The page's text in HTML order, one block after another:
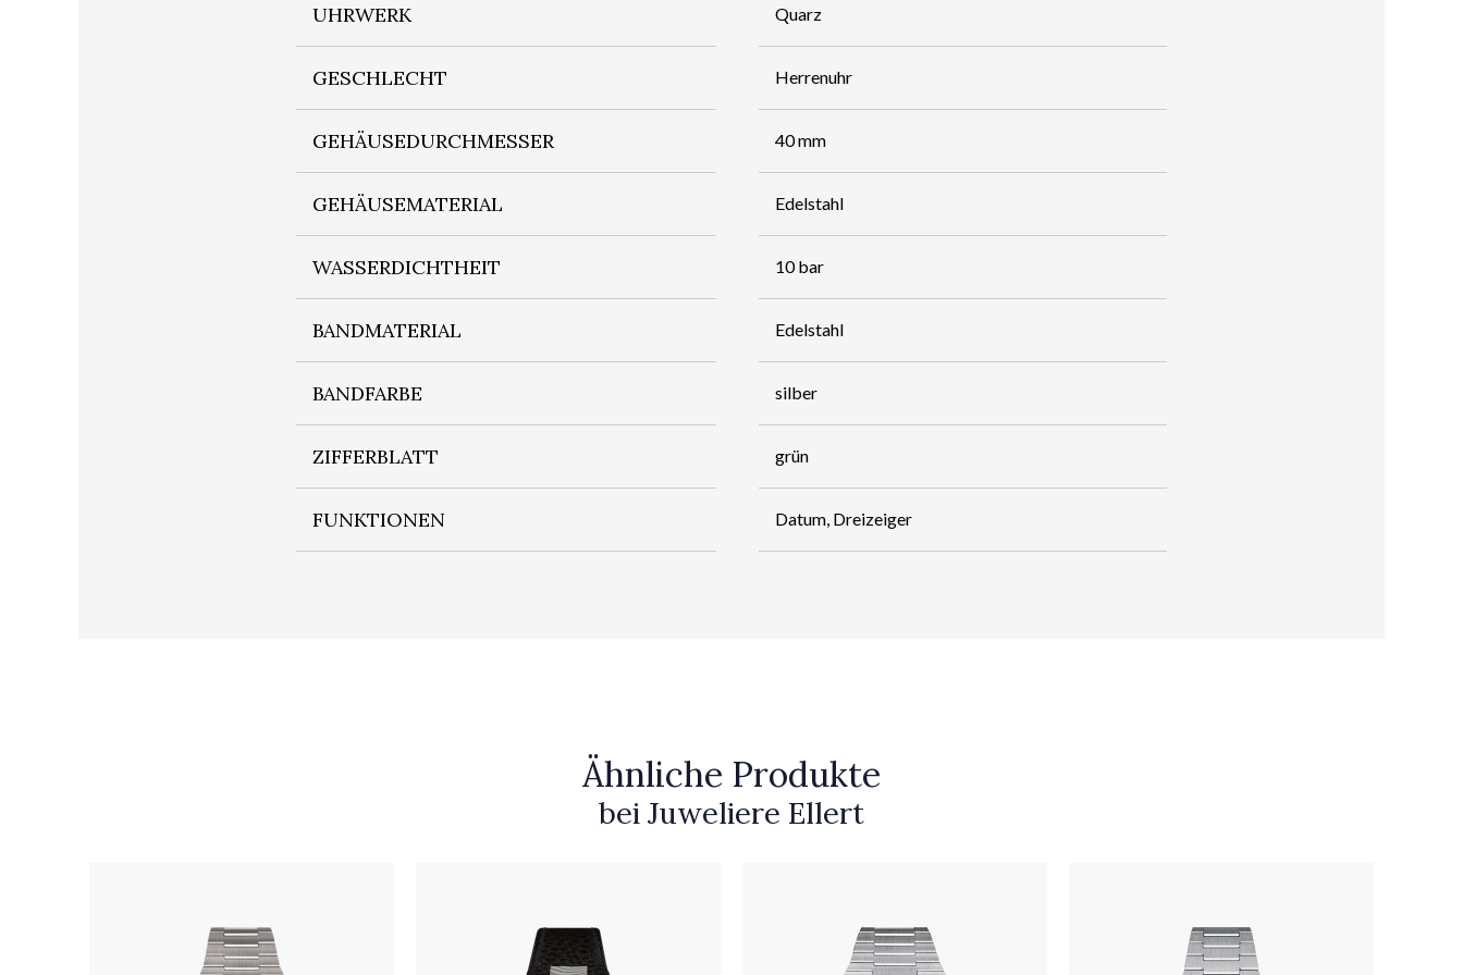
UHRWERK Quarz
GESCHLECHT Herrenuhr
GEHÄUSEDURCHMESSER 40 mm
GEHÄUSEMATERIAL Edelstahl
WASSERDICHTHEIT 10 bar
BANDMATERIAL Edelstahl
BANDFARBE silber
ZIFFERBLATT grün
FUNKTIONEN Datum, Dreizeiger
Ähnliche Produkte
bei Juweliere Ellert